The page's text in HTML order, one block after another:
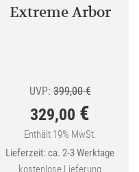
Extreme Arbor
UVP: 399,00€
war:
399,00 €
329,00 €
Aktueller
Preis
Enthält 19% MwSt.
Lieferzeit: ca. 2-3 Werktage
kostenlose Lieferung